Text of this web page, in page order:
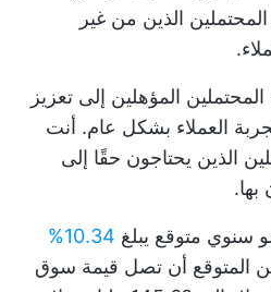
الذين من غير
المؤهلين إلى تعزيز
العملاء بشكل عام. أنت
الذين يحتاجون حقًا إلى
سنوي متوقع يبلغ
10.34%
المتوقع أن تصل قيمة سوق